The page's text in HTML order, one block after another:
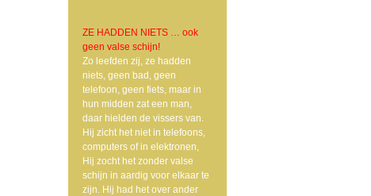
ZE HADDEN NIETS … ook
geen valse schijn!
Zo leefden zij, ze hadden
niets, geen bad, geen
telefoon, geen fiets, maar in
hun midden zat een man,
daar hielden de vissers van.
Hij zicht het niet in telefoons,
computers of in elektronen,
Hij zocht het zonder valse
schijn in aardig voor elkaar te
zijn. Hij had het over ander